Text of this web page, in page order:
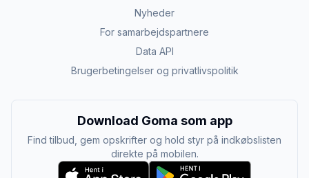
Nyheder
For samarbejdspartnere
Data API
Brugerbetingelser og privatlivspolitik
Download Goma som app
Find tilbud, gem opskrifter og hold styr på indkøbslisten
direkte på mobilen.